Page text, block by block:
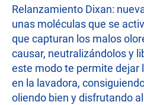
Relanzamiento Dixan:
unas moléculas que se
que capturan los malos
causar, neutralizándolos y
este modo te permite dejar
en la lavadora,
oliendo bien y disfrutando